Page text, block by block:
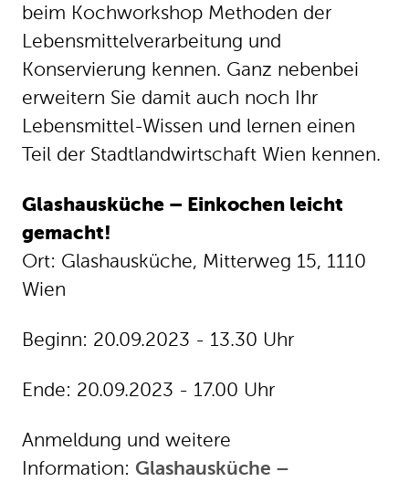
beim Kochworkshop Methoden der
Lebensmittelverarbeitung und
Konservierung kennen. Ganz nebenbei
erweitern Sie damit auch noch Ihr
Lebensmittel-Wissen und lernen einen
Teil der Stadtlandwirtschaft Wien kennen.
Glashausküche – Einkochen leicht
gemacht!
Ort: Glashausküche, Mitterweg 15, 1110
Wien
Beginn: 20.09.2023 - 13.30 Uhr
Ende: 20.09.2023 - 17.00 Uhr
Anmeldung und weitere
Information: Glashausküche –